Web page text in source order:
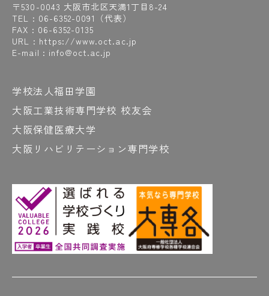
〒530-0043 大阪市北区天満1丁目8-24
TEL : 06-6352-0091 （代表）
FAX : 06-6352-0135
URL : https://www.oct.ac.jp
E-mail : info@oct.ac.jp
学校法人福田学園
大阪工業技術専門学校 校友会
大阪保健医療大学
大阪リハビリテーション専門学校